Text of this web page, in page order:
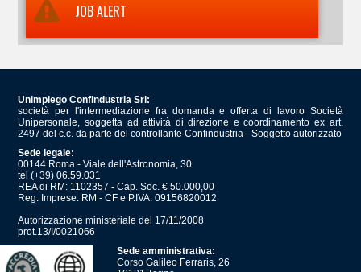
JOB ALERT
Unimpiego Confindustria Srl:
società per l'intermediazione fra domanda e offerta di lavoro Società
Unipersonale, soggetta ad attività di direzione e coordinamento ex art.
2497 del c.c. da parte del controllante Confindustria - Soggetto autorizzato
Sede legale:
00144 Roma - Viale dell'Astronomia, 30
tel (+39) 06.59.031
REA di RM: 1102357 - Cap. Soc. € 50.000,00
Reg. Imprese: RM - CF e P.IVA: 09156820012
Autorizzazione ministeriale del 17/11/2008
prot.13/I/0021066
Sede amministrativa:
Corso Galileo Ferraris, 26